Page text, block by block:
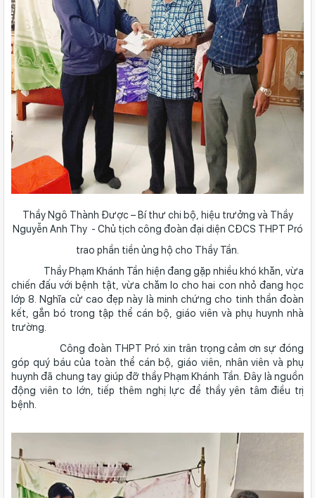
Thầy Ngô Thành Được – Bí thư chi bộ, hiệu trưởng và Thầy
Nguyễn Anh Thy - Chủ tịch công đoàn đại diện CĐCS THPT Pró
trao phần tiền ủng hộ cho Thầy Tần.
Thầy Phạm Khánh Tần hiện đang gặp nhiều khó khăn, vừa
chiến đấu với bệnh tật, vừa chăm lo cho hai con nhỏ đang học
lớp 8. Nghĩa cử cao đẹp này là minh chứng cho tinh thần đoàn
kết, gắn bó trong tập thể cán bộ, giáo viên và phụ huynh nhà
trường.
Công đoàn THPT Pró xin trân trọng cảm ơn sự đóng
góp quý báu của toàn thể cán bộ, giáo viên, nhân viên và phụ
huynh đã chung tay giúp đỡ thầy Phạm Khánh Tần. Đây là nguồn
động viên to lớn, tiếp thêm nghị lực để thầy yên tâm điều trị
bệnh.